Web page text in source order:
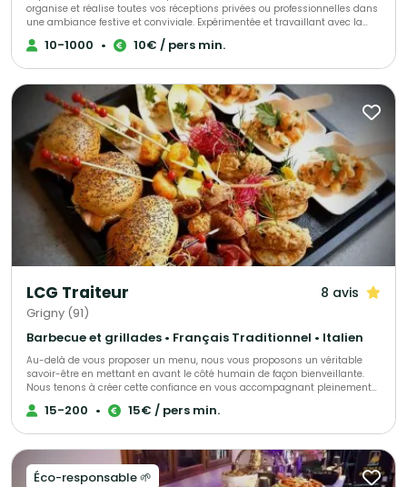
organise et réalise toutes vos réceptions privées ou professionnelles dans
une ambiance festive et conviviale. Expérimentée et travaillant avec la
passion de son métier, elle saura être à votre écoute pour répondre à
toutes vos demandes et s’adaptera à toutes vos exigences. Elle vous
10-1000 • 10€ / pers min.
LCG Traiteur 8 avis
Grigny (91)
Barbecue et grillades • Français Traditionnel • Italien
Au-delà de vous proposer un menu, nous vous proposons un véritable
savoir-être en mettant en avant le côté humain de façon bienveillante.
Nous tenons à créer cette confiance en vous accompagnant pleinement
afin que vous puissiez être sereins le jour de réception. Il est
indispensable que vous vous sentiez écoutés et dirigés si nécessaire. Ces
15-200 • 15€ / pers min.
Éco-responsable 🌱